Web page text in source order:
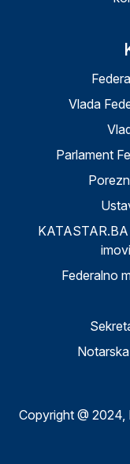
Vlada
Parlament
Federalno
Copyright @